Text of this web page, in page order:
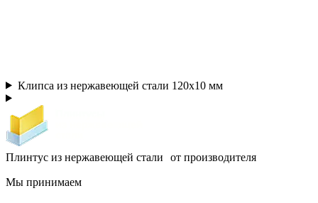
Клипса из нержавеющей стали 120х10 мм
Плинтус из нержавеющей стали от производителя
Мы принимаем